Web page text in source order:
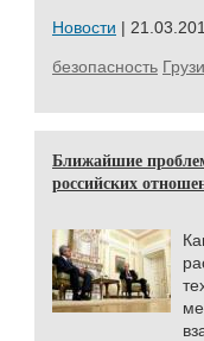
Новости |
безопасность
Ближайшие
российских